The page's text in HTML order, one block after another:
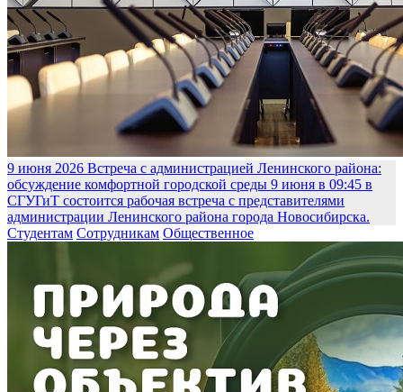
9 июня 2026 Встреча с администрацией Ленинского района:
обсуждение комфортной городской среды 9 июня в 09:45 в
СГУГиТ состоится рабочая встреча с представителями
администрации Ленинского района города Новосибирска.
Студентам Сотрудникам Общественное